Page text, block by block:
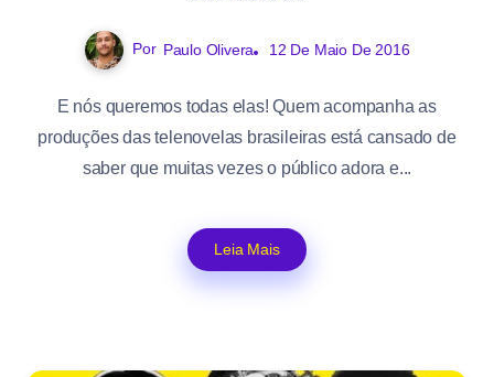
Por Paulo Olivera 12 De Maio De 2016
E nós queremos todas elas! Quem acompanha as
produções das telenovelas brasileiras está cansado de
saber que muitas vezes o público adora e...
Leia Mais